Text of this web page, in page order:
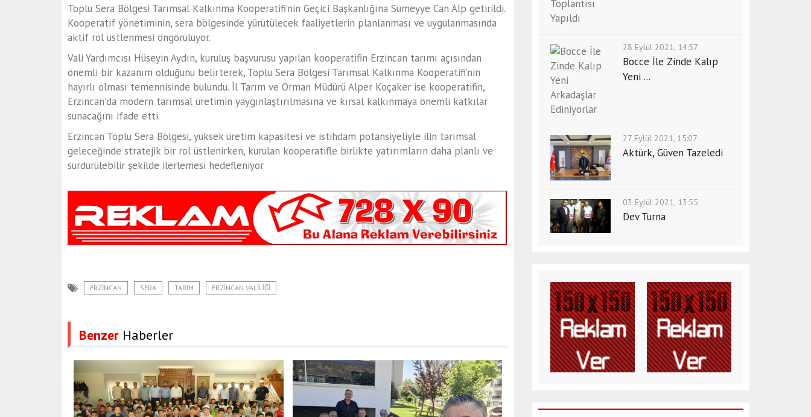
Toplu Sera Bölgesi Tarımsal Kalkınma Kooperatifi’nin Geçici Başkanlığına Sümeyye Can Alp getirildi.
Kooperatif yönetiminin, sera bölgesinde yürütülecek faaliyetlerin planlanması ve uygulanmasında
aktif rol üstlenmesi öngörülüyor.
Vali Yardımcısı Hüseyin Aydın, kuruluş başvurusu yapılan kooperatifin Erzincan tarımı açısından
önemli bir kazanım olduğunu belirterek, Toplu Sera Bölgesi Tarımsal Kalkınma Kooperatifi’nin
hayırlı olması temennisinde bulundu. İl Tarım ve Orman MüdürüAlper Koçaker ise kooperatifin,
Erzincan’da modern tarımsal üretimin yaygınlaştırılmasına ve kırsal kalkınmaya önemli katkılar
sunacağını ifade etti.
Erzincan Toplu Sera Bölgesi, yüksek üretim kapasitesi ve istihdam potansiyeliyle ilin tarımsal
geleceğinde stratejik bir rol üstlenirken, kurulan kooperatifle birlikte yatırımların daha planlı ve
sürdürülebilir şekilde ilerlemesi hedefleniyor.
ERZINCAN SERA TARIM ERZINCAN VALILIĞI
Benzer Haberler
28 Eylül 2021, 14:57
Bocce İle Zinde Kalıp
Yeni ...
27 Eylül 2021, 15:07
Aktürk, Güven Tazeledi
03 Eylül 2021, 13:55
Dev Turna